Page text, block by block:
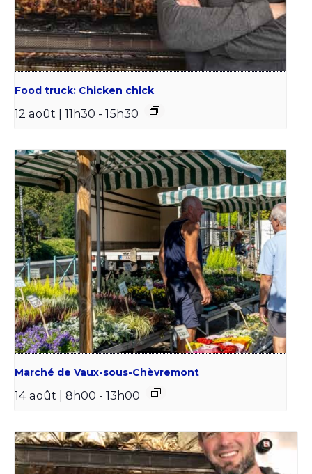
Food truck: Chicken chick
12 août | 11h30 - 15h30
Marché de Vaux-sous-Chèvremont
14 août | 8h00 - 13h00